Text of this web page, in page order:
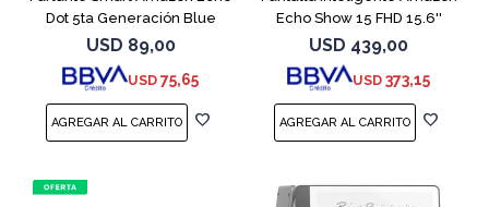
Dot 5ta Generación Blue
USD 89,00
USD 75,65
Echo Show 15 FHD 15.6''
Black
USD 439,00
USD 373,15